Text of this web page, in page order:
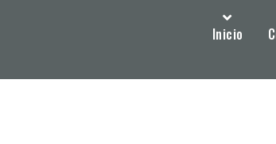
Inicio